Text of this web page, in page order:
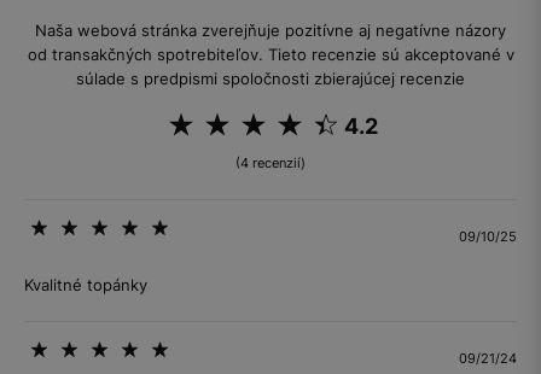
Naša webová stránka zverejňuje pozitívne aj negatívne názory
od transakčných spotrebiteľov. Tieto recenzie sú akceptované v
súlade s predpismi spoločnosti zbierajúcej recenzie
4.2
(4 recenzií)
09/10/25
Kvalitné topánky
09/21/24